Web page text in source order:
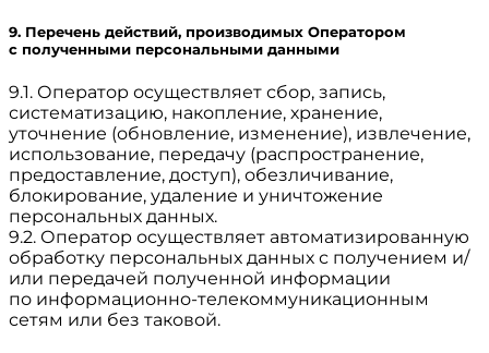
9. Перечень действий, производимых Оператором
с полученными персональными данными
9.1. Оператор осуществляет сбор, запись,
систематизацию, накопление, хранение,
уточнение (обновление, изменение), извлечение,
использование, передачу (распространение,
предоставление, доступ), обезличивание,
блокирование, удаление и уничтожение
персональных данных.
9.2. Оператор осуществляет автоматизированную
обработку персональных данных с получением и/
или передачей полученной информации
по информационно-телекоммуникационным
сетям или без таковой.